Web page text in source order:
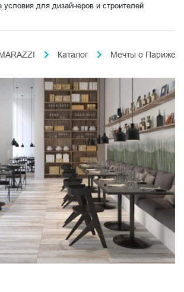
для дизайнеров и строителей
Каталог Мечты о Париже